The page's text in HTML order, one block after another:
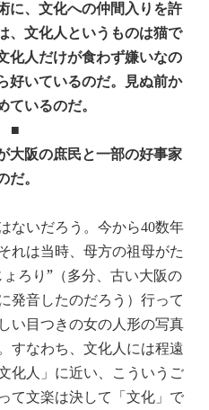
に、文化への仲間入りを許
、文化人というものは猫で
化人だけが食わず嫌いなの
好いているのだ。見ぬ前か
ているのだ。
■
大阪の庶民と一部の好事家
だ。
ないだろう。今から40数年
れは当時、母方の祖母がた
ろり”（多分、古い大阪の
発音したのだろう）行って
い目つきの女の人形の写真
すなわち、文化人には程遠
化人」に近い、こういうご
て文楽は決して「文化」で